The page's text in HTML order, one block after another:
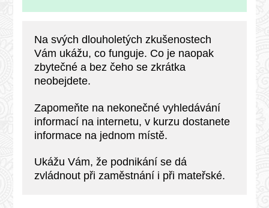
Na svých dlouholetých zkušenostech
Vám ukážu, co funguje. Co je naopak
zbytečné a bez čeho se zkrátka
neobejdete.
Zapomeňte na nekonečné vyhledávání
informací na internetu, v kurzu dostanete
informace na jednom místě.
Ukážu Vám, že podnikání se dá
zvládnout při zaměstnání i při mateřské.